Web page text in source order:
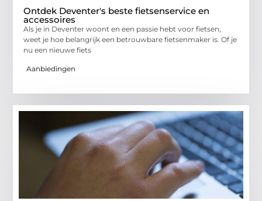
Ontdek Deventer's beste fietsenservice en
accessoires
Als je in Deventer woont en een passie hebt voor fietsen,
weet je hoe belangrijk een betrouwbare fietsenmaker is. Of je
nu een nieuwe fiets
Aanbiedingen